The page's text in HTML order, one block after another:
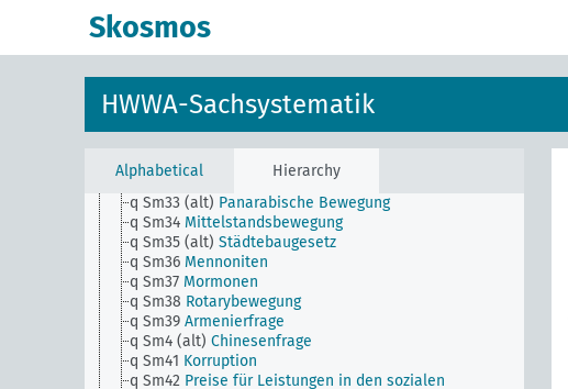
Skosmos
HWWA-Sachsystematik
Alphabetical Hierarchy
q Sm26 Farbigenfrage
q Sm29 (alt) Panturanismus (alt)
Gelbe Gefahr
q Sm31 Landesplanung und Städtebau
q Sm32
Gründung und Verlegung von Hauptstädten
q Sm33 (alt) Panarabische Bewegung
q Sm34 Mittelstandsbewegung
q Sm35 (alt) Städtebaugesetz
q Sm36 Mennoniten
q Sm37 Mormonen
q Sm38 Rotarybewegung
q Sm39 Armenierfrage
q Sm4 (alt) Chinesenfrage
q Sm41 Korruption
q Sm42 Preise für Leistungen in den sozialen